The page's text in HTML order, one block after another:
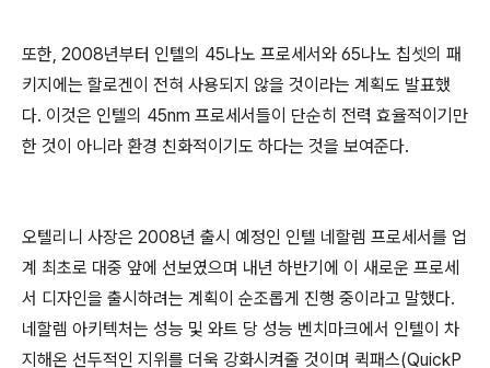
또한, 2008년부터 인텔의 45나노 프로세서와 65나노 칩셋의 패
키지에는 할로겐이 전혀 사용되지 않을 것이라는 계획도 발표했
다. 이것은 인텔의 45nm 프로세서들이 단순히 전력 효율적이기만
한 것이 아니라 환경 친화적이기도 하다는 것을 보여준다.
오텔리니 사장은 2008년 출시 예정인 인텔 네할렘 프로세서를 업
계 최초로 대중 앞에 선보였으며 내년 하반기에 이 새로운 프로세
서 디자인을 출시하려는 계획이 순조롭게 진행 중이라고 말했다.
네할렘 아키텍처는 성능 및 와트 당 성능 벤치마크에서 인텔이 차
지해온 선두적인 지위를 더욱 강화시켜줄 것이며 퀵패스(QuickP